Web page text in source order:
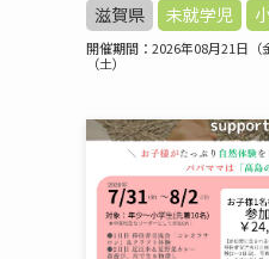
滋賀県 未就学児
開催期間：2026年08月21日（
（土）